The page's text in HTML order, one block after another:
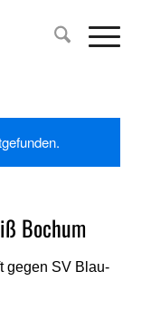
Bochum
gegen SV Blau-